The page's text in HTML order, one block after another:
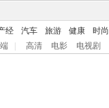
经 汽车 旅游 健康 时尚
高清 电影 电视剧